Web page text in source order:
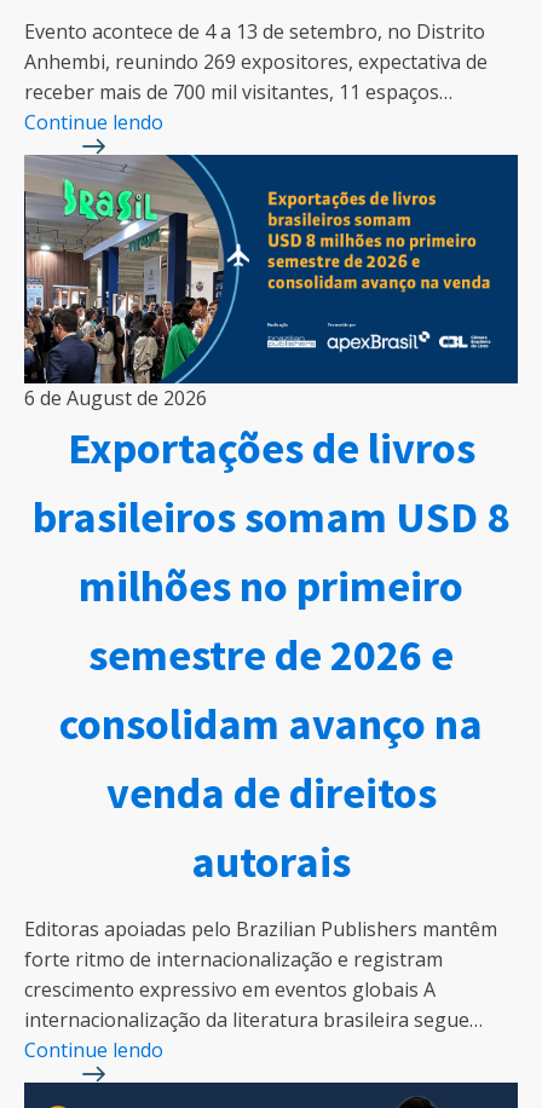
Evento acontece de 4 a 13 de setembro, no Distrito
Anhembi, reunindo 269 expositores, expectativa de
receber mais de 700 mil visitantes, 11 espaços…
Continue lendo
6 de August de 2026
Exportações de livros
brasileiros somam USD 8
milhões no primeiro
semestre de 2026 e
consolidam avanço na
venda de direitos
autorais
Editoras apoiadas pelo Brazilian Publishers mantêm
forte ritmo de internacionalização e registram
crescimento expressivo em eventos globais A
internacionalização da literatura brasileira segue…
Continue lendo